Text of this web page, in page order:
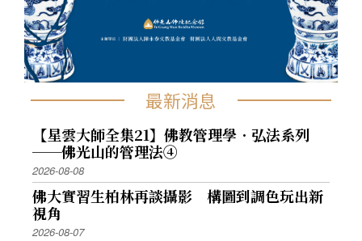
最新消息
【星雲大師全集21】佛教管理學．弘法系列
──佛光山的管理法④
2026-08-08
佛大實習生柏林再談攝影 構圖到調色玩出新
視角
2026-08-07